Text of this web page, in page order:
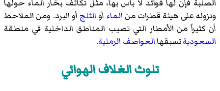
الصلبة فإن لها فوائد لا بأس بها، مثل تكاثف بخار الماء حولها
ونزوله على هيئة قطرات من الماء أو الثلجأو البرد. ومن الملاحظ
أن كثيراً من الأمطار التي تصيب المناطق الداخلية في منطقة
السعوديةتسبقهاالعواصف الرملية.
تلوث الغلاف الهوائي